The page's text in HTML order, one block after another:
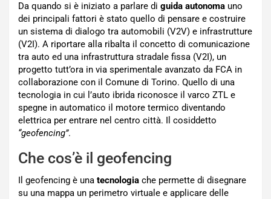
Da quando si è iniziato a parlare di guida autonoma uno
dei principali fattori è stato quello di pensare e costruire
un sistema di dialogo tra automobili (V2V) e infrastrutture
(V2I). A riportare alla ribalta il concetto di comunicazione
tra auto ed una infrastruttura stradale fissa (V2I), un
progetto tutt’ora in via sperimentale avanzato da FCA in
collaborazione con il Comune di Torino. Quello di una
tecnologia in cui l’auto ibrida riconosce il varco ZTL e
spegne in automatico il motore termico diventando
elettrica per entrare nel centro città. Il cosiddetto
“geofencing”.
Che cos’è il geofencing
Il geofencing è una tecnologia che permette di disegnare
su una mappa un perimetro virtuale e applicare delle